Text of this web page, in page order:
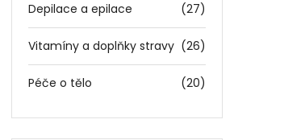
Depilace a epilace (27)
Vitamíny a doplňky stravy (26)
Péče o tělo (20)